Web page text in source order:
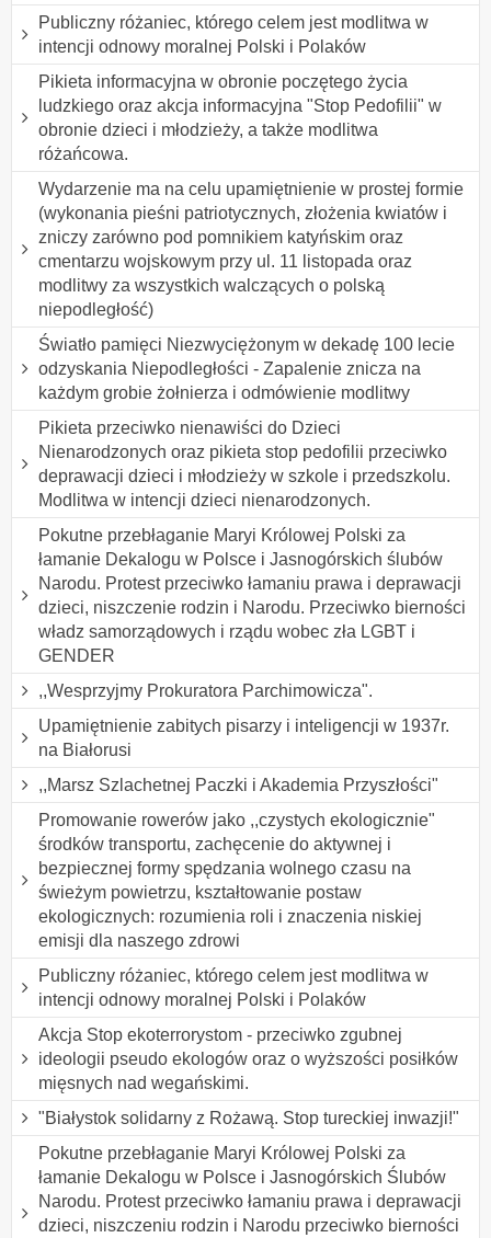
Publiczny różaniec, którego celem jest modlitwa w
intencji odnowy moralnej Polski i Polaków
Pikieta informacyjna w obronie poczętego życia
ludzkiego oraz akcja informacyjna "Stop Pedofilii" w
obronie dzieci i młodzieży, a także modlitwa
różańcowa.
Wydarzenie ma na celu upamiętnienie w prostej formie
(wykonania pieśni patriotycznych, złożenia kwiatów i
zniczy zarówno pod pomnikiem katyńskim oraz
cmentarzu wojskowym przy ul. 11 listopada oraz
modlitwy za wszystkich walczących o polską
niepodległość)
Światło pamięci Niezwyciężonym w dekadę 100 lecie
odzyskania Niepodległości - Zapalenie znicza na
każdym grobie żołnierza i odmówienie modlitwy
Pikieta przeciwko nienawiści do Dzieci
Nienarodzonych oraz pikieta stop pedofilii przeciwko
deprawacji dzieci i młodzieży w szkole i przedszkolu.
Modlitwa w intencji dzieci nienarodzonych.
Pokutne przebłaganie Maryi Królowej Polski za
łamanie Dekalogu w Polsce i Jasnogórskich ślubów
Narodu. Protest przeciwko łamaniu prawa i deprawacji
dzieci, niszczenie rodzin i Narodu. Przeciwko bierności
władz samorządowych i rządu wobec zła LGBT i
GENDER
,,Wesprzyjmy Prokuratora Parchimowicza".
Upamiętnienie zabitych pisarzy i inteligencji w 1937r.
na Białorusi
,,Marsz Szlachetnej Paczki i Akademia Przyszłości"
Promowanie rowerów jako ,,czystych ekologicznie"
środków transportu, zachęcenie do aktywnej i
bezpiecznej formy spędzania wolnego czasu na
świeżym powietrzu, kształtowanie postaw
ekologicznych: rozumienia roli i znaczenia niskiej
emisji dla naszego zdrowi
Publiczny różaniec, którego celem jest modlitwa w
intencji odnowy moralnej Polski i Polaków
Akcja Stop ekoterrorystom - przeciwko zgubnej
ideologii pseudo ekologów oraz o wyższości posiłków
mięsnych nad wegańskimi.
"Białystok solidarny z Rożawą. Stop tureckiej inwazji!"
Pokutne przebłaganie Maryi Królowej Polski za
łamanie Dekalogu w Polsce i Jasnogórskich Ślubów
Narodu. Protest przeciwko łamaniu prawa i deprawacji
dzieci, niszczeniu rodzin i Narodu przeciwko bierności